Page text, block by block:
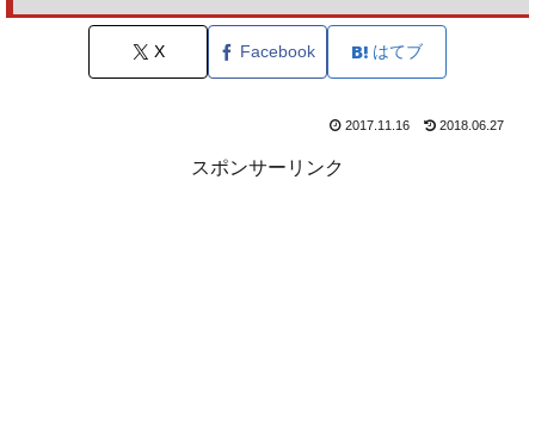
X Facebook はてブ
2017.11.16 2018.06.27
スポンサーリンク